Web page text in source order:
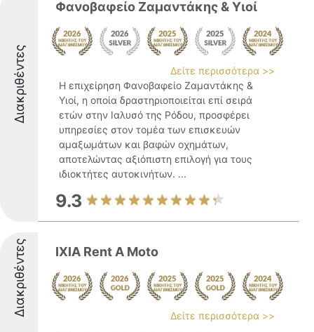
Διακριθέντες
Φανοβαφείο Ζαμαντάκης & Υιοί
Δείτε περισσότερα >>
Η επιχείρηση Φανοβαφείο Ζαμαντάκης &
Υιοί, η οποία δραστηριοποιείται επί σειρά
ετών στην Ιαλυσό της Ρόδου, προσφέρει
υπηρεσίες στον τομέα των επισκευών
αμαξωμάτων και βαφών οχημάτων,
αποτελώντας αξιόπιστη επιλογή για τους
ιδιοκτήτες αυτοκινήτων. ...
9.3
Διακριθέντες IXIA Rent A Moto
Δείτε περισσότερα >>